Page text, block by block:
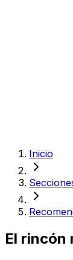
Inicio
El rincón